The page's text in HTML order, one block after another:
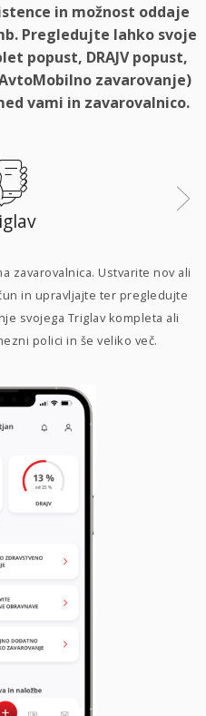
in možnost oddaje
Pregledujte lahko svoje
popust, DRAJV popust,
zavarovanje)
vami in zavarovalnico.
zavarovalnica. Ustvarite nov ali
in upravljajte ter pregledujte
svojega Triglav kompleta ali
polici in še veliko več.